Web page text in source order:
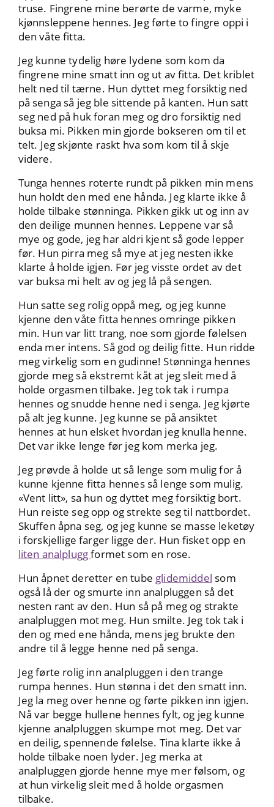
truse. Fingrene mine berørte de varme, myke
kjønnsleppene hennes. Jeg førte to fingre oppi i
den våte fitta.
Jeg kunne tydelig høre lydene som kom da
fingrene mine smatt inn og ut av fitta. Det kriblet
helt ned til tærne. Hun dyttet meg forsiktig ned
på senga så jeg ble sittende på kanten. Hun satt
seg ned på huk foran meg og dro forsiktig ned
buksa mi. Pikken min gjorde bokseren om til et
telt. Jeg skjønte raskt hva som kom til å skje
videre.
Tunga hennes roterte rundt på pikken min mens
hun holdt den med ene hånda. Jeg klarte ikke å
holde tilbake stønninga. Pikken gikk ut og inn av
den deilige munnen hennes. Leppene var så
mye og gode, jeg har aldri kjent så gode lepper
før. Hun pirra meg så mye at jeg nesten ikke
klarte å holde igjen. Før jeg visste ordet av det
var buksa mi helt av og jeg lå på sengen.
Hun satte seg rolig oppå meg, og jeg kunne
kjenne den våte fitta hennes omringe pikken
min. Hun var litt trang, noe som gjorde følelsen
enda mer intens. Så god og deilig fitte. Hun ridde
meg virkelig som en gudinne! Stønninga hennes
gjorde meg så ekstremt kåt at jeg sleit med å
holde orgasmen tilbake. Jeg tok tak i rumpa
hennes og snudde henne ned i senga. Jeg kjørte
på alt jeg kunne. Jeg kunne se på ansiktet
hennes at hun elsket hvordan jeg knulla henne.
Det var ikke lenge før jeg kom merka jeg.
Jeg prøvde å holde ut så lenge som mulig for å
kunne kjenne fitta hennes så lenge som mulig.
«Vent litt», sa hun og dyttet meg forsiktig bort.
Hun reiste seg opp og strekte seg til nattbordet.
Skuffen åpna seg, og jeg kunne se masse leketøy
i forskjellige farger ligge der. Hun fisket opp en
liten analpluggformet som en rose.
Hun åpnet deretter en tube glidemiddel som
også lå der og smurte inn analpluggen så det
nesten rant av den. Hun så på meg og strakte
analpluggen mot meg. Hun smilte. Jeg tok tak i
den og med ene hånda, mens jeg brukte den
andre til å legge henne ned på senga.
Jeg førte rolig inn analpluggen i den trange
rumpa hennes. Hun stønna i det den smatt inn.
Jeg la meg over henne og førte pikken inn igjen.
Nå var begge hullene hennes fylt, og jeg kunne
kjenne analpluggen skumpe mot meg. Det var
en deilig, spennende følelse. Tina klarte ikke å
holde tilbake noen lyder. Jeg merka at
analpluggen gjorde henne mye mer følsom, og
at hun virkelig sleit med å holde orgasmen
tilbake.